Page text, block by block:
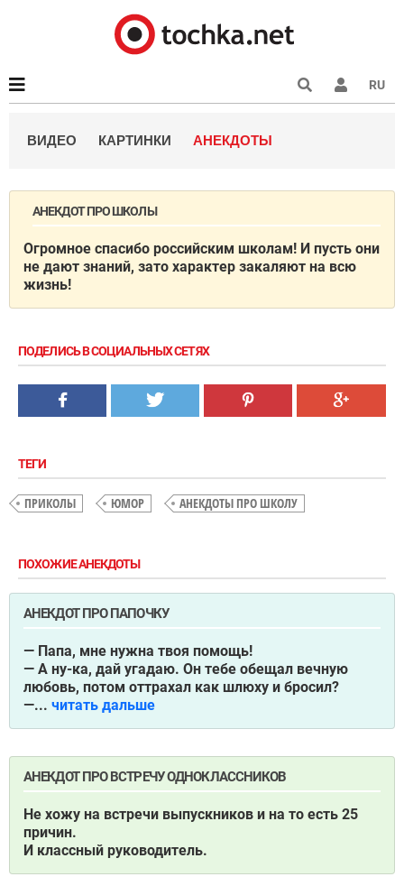
RU
ВИДЕО КАРТИНКИ АНЕКДОТЫ
АНЕКДОТ ПРО ШКОЛЫ
Огромное спасибо российским школам! И пусть они
не дают знаний, зато характер закаляют на всю
жизнь!
ПОДЕЛИСЬ В СОЦИАЛЬНЫХ СЕТЯХ
ТЕГИ
ПРИКОЛЫ ЮМОР АНЕКДОТЫ ПРО ШКОЛУ
ПОХОЖИЕ АНЕКДОТЫ
АНЕКДОТ ПРО ПАПОЧКУ
— Папа, мне нужна твоя помощь!
— А ну-ка, дай угадаю. Он тебе обещал вечную
любовь, потом оттрахал как шлюху и бросил?
—... читать дальше
АНЕКДОТ ПРО ВСТРЕЧУ ОДНОКЛАССНИКОВ
Не хожу на встречи выпускников и на то есть 25
причин.
И классный руководитель.